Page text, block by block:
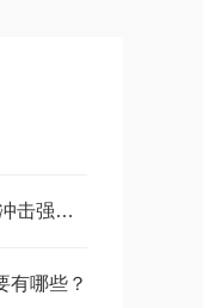
WATSON沃森蓝色抗冲击强冷冻储藏盒：实验室样本管理的可靠之选
有哪些？